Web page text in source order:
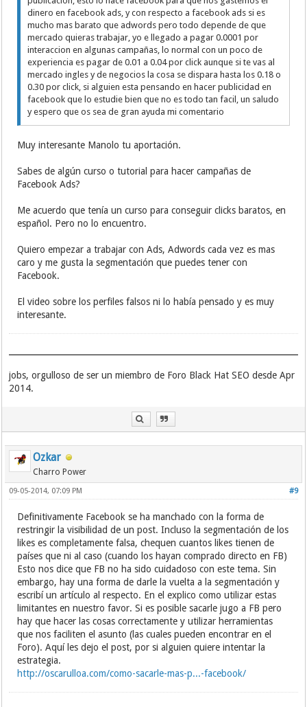
dinero en facebook ads, y con respecto a facebook ads si es
mucho mas barato que adwords pero todo depende de que
mercado quieras trabajar, yo e llegado a pagar 0.0001 por
interaccion en algunas campañas, lo normal con un poco de
experiencia es pagar de 0.01 a 0.04 por click aunque si te vas al
mercado ingles y de negocios la cosa se dispara hasta los 0.18 o
0.30 por click, si alguien esta pensando en hacer publicidad en
facebook que lo estudie bien que no es todo tan facil, un saludo
y espero que os sea de gran ayuda mi comentario
Muy interesante Manolo tu aportación.
Sabes de algún curso o tutorial para hacer campañas de
Facebook Ads?
Me acuerdo que tenía un curso para conseguir clicks baratos, en
español. Pero no lo encuentro.
Quiero empezar a trabajar con Ads, Adwords cada vez es mas
caro y me gusta la segmentación que puedes tener con
Facebook.
El video sobre los perfiles falsos ni lo había pensado y es muy
interesante.
jobs, orgulloso de ser un miembro de Foro Black Hat SEO desde Apr
2014.
Ozkar
Charro Power
#9
09-05-2014, 07:09 PM
Definitivamente Facebook se ha manchado con la forma de
restringir la visibilidad de un post. Incluso la segmentación de los
likes es completamente falsa, chequen cuantos likes tienen de
países que ni al caso (cuando los hayan comprado directo en FB)
Esto nos dice que FB no ha sido cuidadoso con este tema. Sin
embargo, hay una forma de darle la vuelta a la segmentación y
escribí un artículo al respecto. En el explico como utilizar estas
limitantes en nuestro favor. Si es posible sacarle jugo a FB pero
hay que hacer las cosas correctamente y utilizar herramientas
que nos faciliten el asunto (las cuales pueden encontrar en el
Foro). Aquí les dejo el post, por si alguien quiere intentar la
estrategia.
http://oscarulloa.com/como-sacarle-mas-p...-facebook/